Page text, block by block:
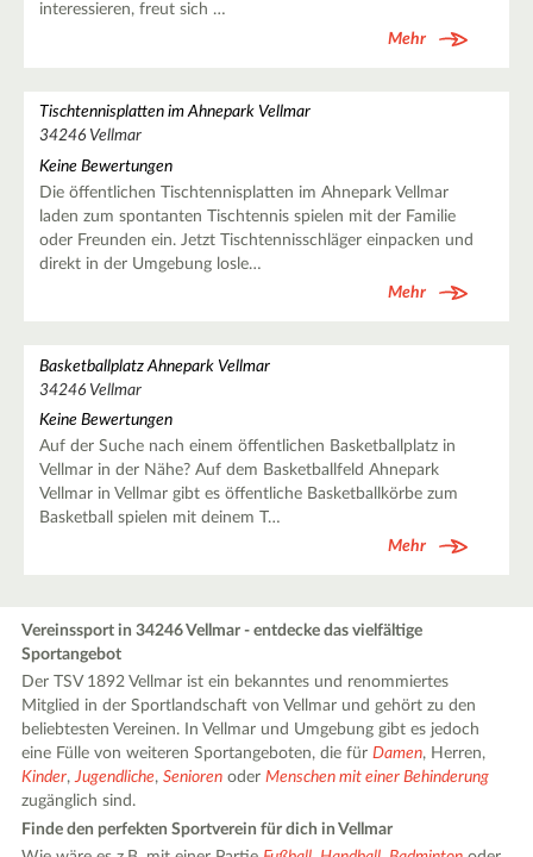
interessieren, freut sich …
Mehr
Tischtennisplatten im Ahnepark Vellmar
34246 Vellmar
Keine Bewertungen
Die öffentlichen Tischtennisplatten im Ahnepark Vellmar
laden zum spontanten Tischtennis spielen mit der Familie
oder Freunden ein. Jetzt Tischtennisschläger einpacken und
direkt in der Umgebung losle…
Mehr
Basketballplatz Ahnepark Vellmar
34246 Vellmar
Keine Bewertungen
Auf der Suche nach einem öffentlichen Basketballplatz in
Vellmar in der Nähe? Auf dem Basketballfeld Ahnepark
Vellmar in Vellmar gibt es öffentliche Basketballkörbe zum
Basketball spielen mit deinem T…
Mehr
Vereinssport in 34246 Vellmar - entdecke das vielfältige
Sportangebot
Der TSV 1892 Vellmar ist ein bekanntes und renommiertes
Mitglied in der Sportlandschaft von Vellmar und gehört zu den
beliebtesten Vereinen. In Vellmar und Umgebung gibt es jedoch
eine Fülle von weiteren Sportangeboten, die fürDamen, Herren,
Kinder,Jugendliche,Senioren oderMenschen mit einer Behinderung
zugänglich sind.
Finde den perfekten Sportverein für dich in Vellmar